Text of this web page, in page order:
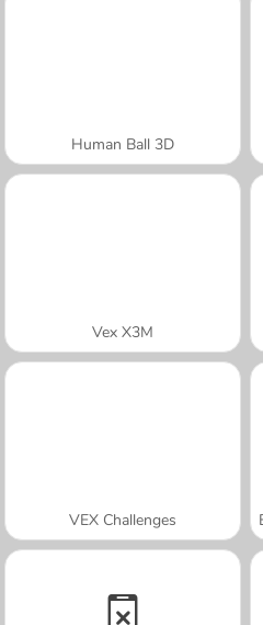
Human Ball 3D
Vex X3M
VEX Challenges